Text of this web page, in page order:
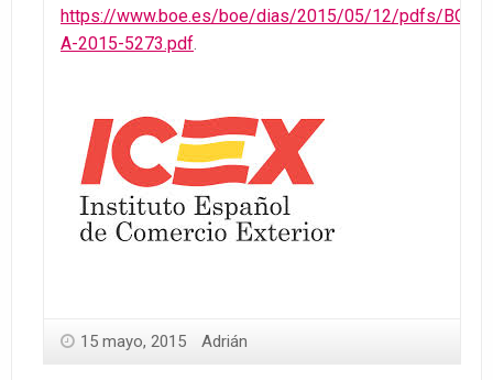
https://www.boe.es/boe/dias/2015/05/12/pdfs/BOE-
A-2015-5273.pdf
15 mayo, 2015 Adrián